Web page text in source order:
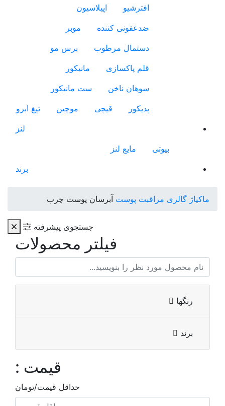
افترشیو
اپیلاسیون
ضدعفونی کننده
موبر
دستمال مرطوب
برس مو
قلم پاکسازی
مانیکور
سوهان ناخن
ست مانیکور
پدیکور
قیچی موچین
تیغ ابرو
لنز
بیوتی
مایع لنز
برند
ماکیاژ گالری مراقبت پوست آبرسان پوست چرب
جستجوی پیشرفته
فیلتر محصولات
رنگها
برند
قیمت :
حداقل قیمت/تومان